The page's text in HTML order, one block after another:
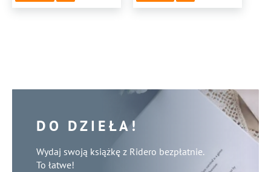
DO DZIEŁA!
Wydaj swoją książkę z Ridero bezpłatnie.
To łatwe!